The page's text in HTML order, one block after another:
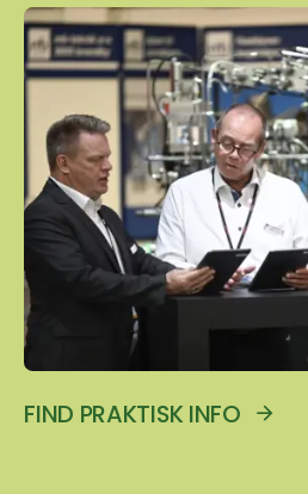
FIND PRAKTISK INFO